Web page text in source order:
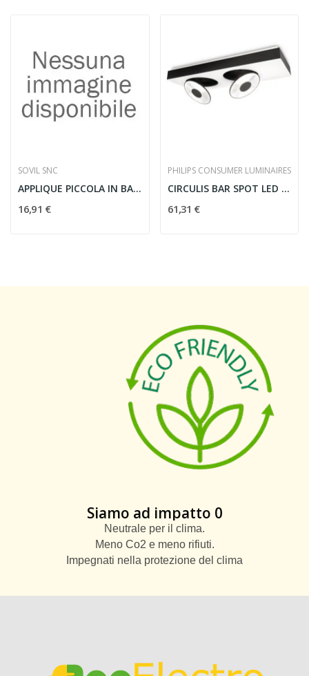
SOVIL SNC
APPLIQUE PICCOLA IN BASSO
16,91 €
PHILIPS CONSUMER LUMINAIRES
CIRCULIS BAR SPOT LED 2X15W BIANCO - PHILIPS...
61,31 €
Siamo ad impatto 0
Neutrale per il clima.
Meno Co2 e meno rifiuti.
Impegnati nella protezione del clima